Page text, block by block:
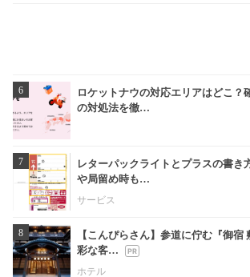
6
ロケットナウの対応エリアはどこ？
の対処法を徹…
7
レターパックライトとプラスの書き
や局留め時も…
サービス
8
【こんぴらさん】参道に佇む『御宿
彩な客…
ホテル